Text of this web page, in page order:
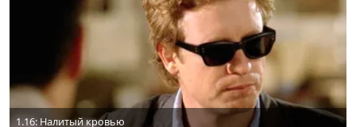
1.16: Налитый кровью